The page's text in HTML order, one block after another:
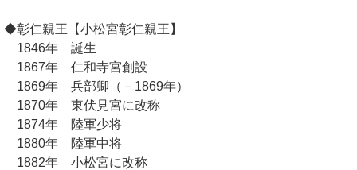
◆彰仁親王【小松宮彰仁親王】
1846年 誕生
1867年 仁和寺宮創設
1869年 兵部卿（－1869年）
1870年 東伏見宮に改称
1874年 陸軍少将
1880年 陸軍中将
1882年 小松宮に改称